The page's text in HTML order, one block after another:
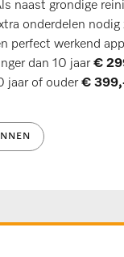
naast grondige
onderdelen nodig
perfect werkend
dan 10 jaar€
jaar of ouder€